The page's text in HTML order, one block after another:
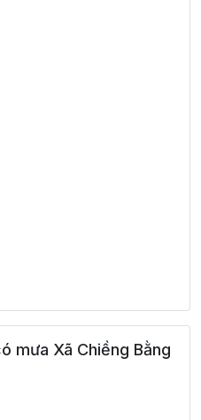
mưa Xã Chiềng Bằng